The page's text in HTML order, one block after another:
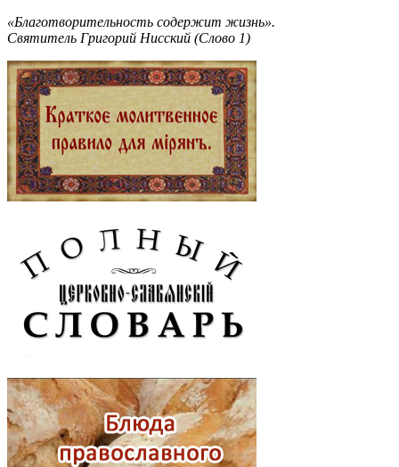
«Благотворительность содержит жизнь».
Святитель Григорий Нисский (Слово 1)